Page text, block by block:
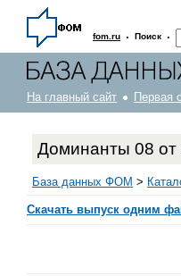
fom.ru · Поиск ·
На главный сайт Первая
Доминанты 08 от
База данных ФОМ >
Скачать выпуск одним